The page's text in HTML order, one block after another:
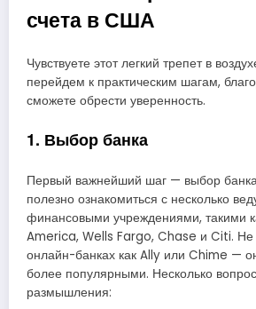
счета в США
Чувствуете этот легкий трепет в
перейдем к практическим шагам,
сможете обрести уверенность.
1. Выбор банка
Первый важнейший шаг — выбор
полезно ознакомиться с несколько
финансовыми учреждениями, такими
America, Wells Fargo, Chase и Citi. Не
онлайн-банках как Ally или Chime —
более популярными. Несколько
размышления: